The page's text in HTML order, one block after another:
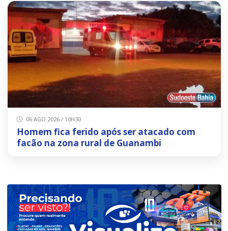
06 AGO 2026 / 10H30
Homem fica ferido após ser atacado com
facão na zona rural de Guanambi